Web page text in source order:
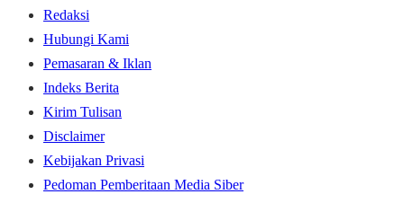
Redaksi
Hubungi Kami
Pemasaran & Iklan
Indeks Berita
Kirim Tulisan
Disclaimer
Kebijakan Privasi
Pedoman Pemberitaan Media Siber